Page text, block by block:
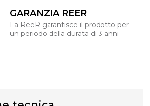
GARANZIA REER
La ReeR garantisce il prodotto per
un periodo della durata di 3 anni